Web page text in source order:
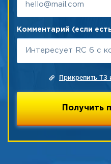
Комментарий (если
Прикрепить ТЗ